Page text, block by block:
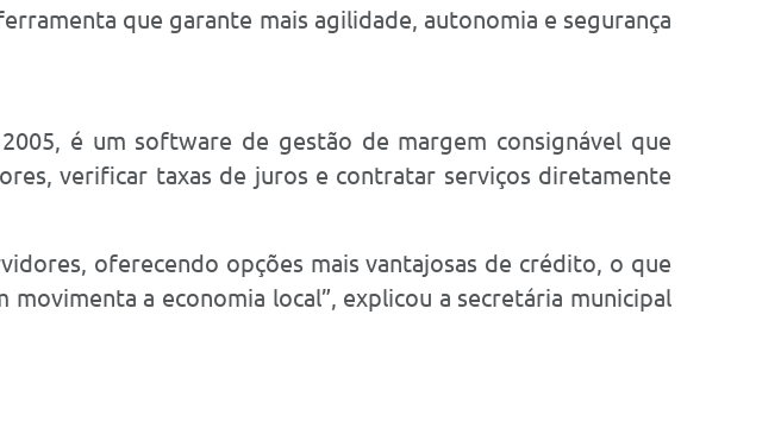
que garante mais agilidade, autonomia e segurança
é um software de gestão de margem consignável que
verificar taxas de juros e contratar serviços diretamente
oferecendo opções mais vantajosas de crédito, o que
a economia local”, explicou a secretária municipal